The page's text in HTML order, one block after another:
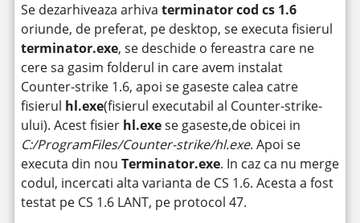
Se dezarhiveaza arhiva terminator cod cs 1.6
oriunde, de preferat, pe desktop, se executa fisierul
terminator.exe, se deschide o fereastra care ne
cere sa gasim folderul in care avem instalat
Counter-strike 1.6, apoi se gaseste calea catre
fisierul hl.exe(fisierul executabil al Counter-strike-
ului). Acest fisier hl.exese gaseste,de obicei in
C:/ProgramFiles/Counter-strike/hl.exe. Apoi se
executa din nou Terminator.exe. In caz ca nu merge
codul, incercati alta varianta de CS 1.6. Acesta a fost
testat pe CS 1.6 LANT, pe protocol 47.